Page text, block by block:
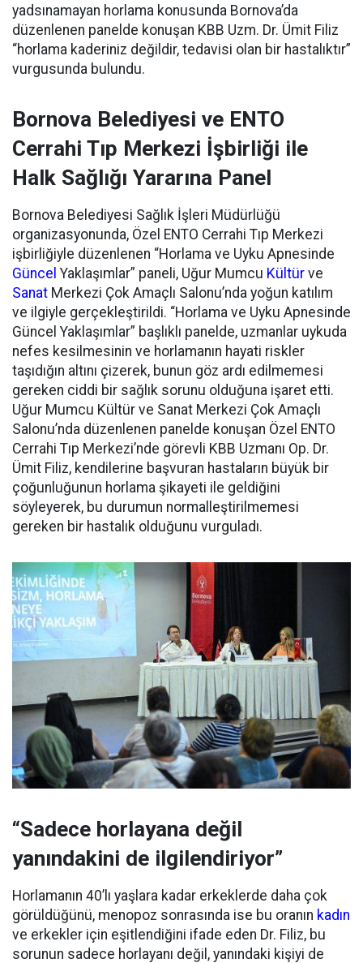
yadsınamayan horlama konusunda Bornova’da
düzenlenen panelde konuşan KBB Uzm. Dr. Ümit Filiz
“horlama kaderiniz değildir, tedavisi olan bir hastalıktır”
vurgusunda bulundu.
Bornova Belediyesi ve ENTO
Cerrahi Tıp Merkezi İşbirliği ile
Halk Sağlığı Yararına Panel
Bornova Belediyesi Sağlık İşleri Müdürlüğü
organizasyonunda, Özel ENTO Cerrahi Tıp Merkezi
işbirliğiyle düzenlenen “Horlama ve Uyku Apnesinde
Güncel Yaklaşımlar” paneli, Uğur Mumcu Kültür ve
Sanat Merkezi Çok Amaçlı Salonu’nda yoğun katılım
ve ilgiyle gerçekleştirildi. “Horlama ve Uyku Apnesinde
Güncel Yaklaşımlar” başlıklı panelde, uzmanlar uykuda
nefes kesilmesinin ve horlamanın hayati riskler
taşıdığın altını çizerek, bunun göz ardı edilmemesi
gereken ciddi bir sağlık sorunu olduğuna işaret etti.
Uğur Mumcu Kültür ve Sanat Merkezi Çok Amaçlı
Salonu’nda düzenlenen panelde konuşan Özel ENTO
Cerrahi Tıp Merkezi’nde görevli KBB Uzmanı Op. Dr.
Ümit Filiz, kendilerine başvuran hastaların büyük bir
çoğunluğunun horlama şikayeti ile geldiğini
söyleyerek, bu durumun normalleştirilmemesi
gereken bir hastalık olduğunu vurguladı.
“Sadece horlayana değil
yanındakini de ilgilendiriyor”
Horlamanın 40’lı yaşlara kadar erkeklerde daha çok
görüldüğünü, menopoz sonrasında ise bu oranın kadın
ve erkekler için eşitlendiğini ifade eden Dr. Filiz, bu
sorunun sadece horlayanı değil, yanındaki kişiyi de